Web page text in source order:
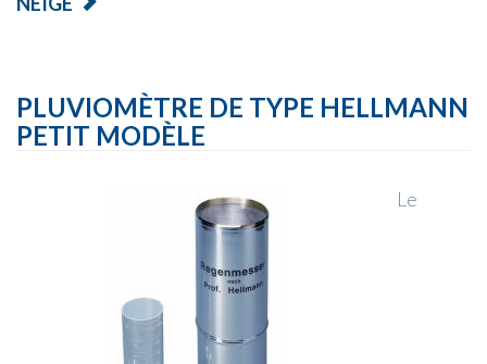
PLUVIOMÈTRE DE TYPE HELLMANN
PETIT MODÈLE
Le